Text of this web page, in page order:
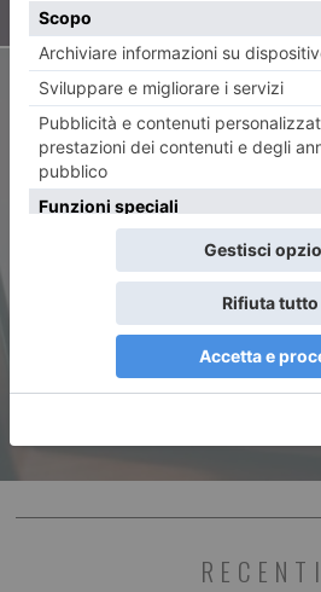
ARTICOLO
Taci! Il nemico